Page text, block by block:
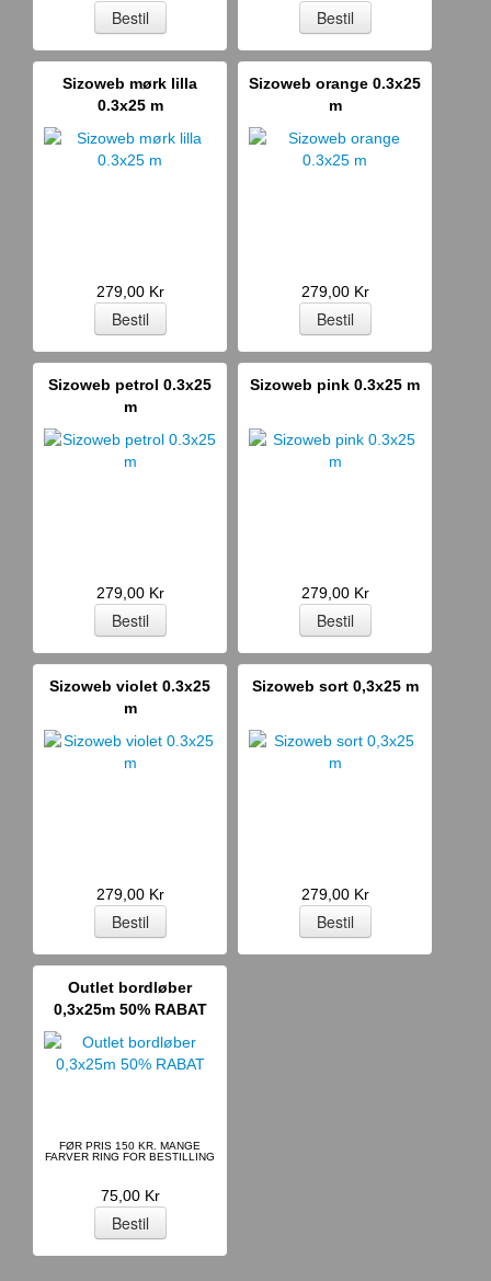
Sizoweb mørk lilla
0.3x25 m
279,00 Kr
Sizoweb orange 0.3x25
m
279,00 Kr
Sizoweb petrol 0.3x25
m
279,00 Kr
Sizoweb pink 0.3x25 m
279,00 Kr
Sizoweb violet 0.3x25
m
279,00 Kr
Sizoweb sort 0,3x25 m
279,00 Kr
Outlet bordløber
0,3x25m 50% RABAT
FØR PRIS 150 KR. MANGE
FARVER RING FOR BESTILLING
75,00 Kr